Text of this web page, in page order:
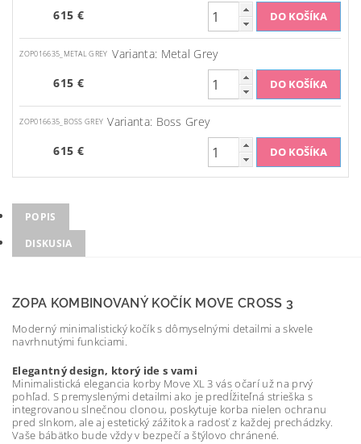
615 €
ZOP016635_METAL GREY Varianta: Metal Grey
615 €
ZOP016635_BOSS GREY Varianta: Boss Grey
615 €
POPIS
DISKUSIA
ZOPA KOMBINOVANÝ KOČÍK MOVE CROSS 3
Moderný minimalistický kočík s dômyselnými detailmi a skvele
navrhnutými funkciami.
Elegantný design, ktorý ide s vami
Minimalistická elegancia korby Move XL 3 vás očarí už na prvý
pohľad. S premyslenými detailmi ako je predĺžiteľná strieška s
integrovanou slnečnou clonou, poskytuje korba nielen ochranu
pred slnkom, ale aj estetický zážitok a radosť z každej prechádzky.
Vaše bábätko bude vždy v bezpečí a štýlovo chránené.